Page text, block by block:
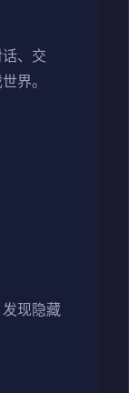
、交
界。
现隐藏